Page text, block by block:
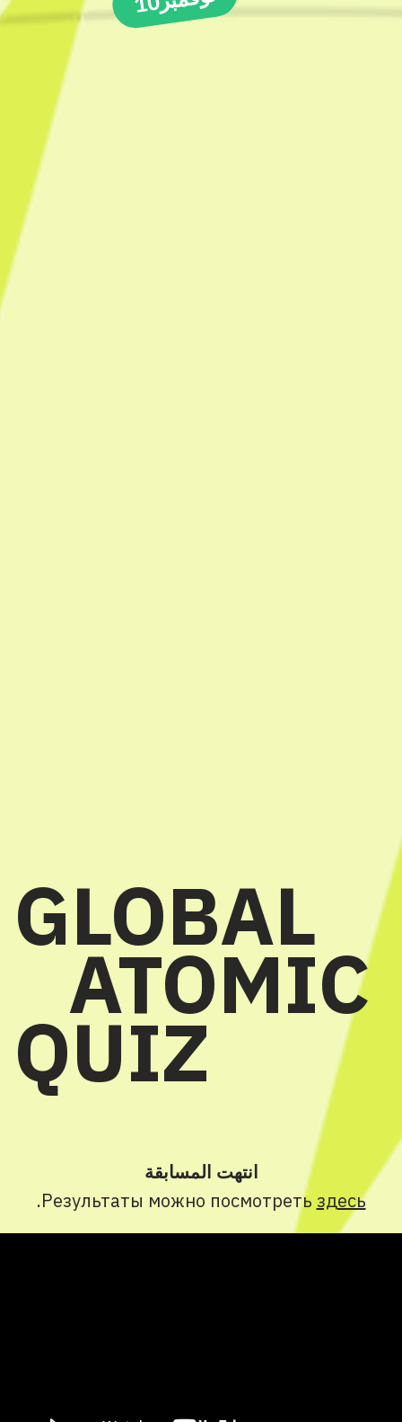
GLOBAL
ATOMIC
QUIZ
انتهت المسابقة
Результаты можно посмотреть здесь
.